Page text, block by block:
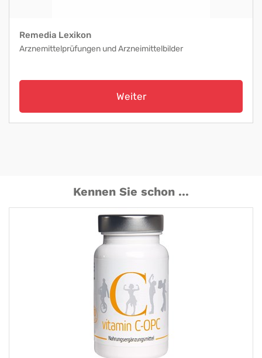
Remedia Lexikon
Arznemittelprüfungen und Arzneimittelbilder
Weiter
Kennen Sie schon ...